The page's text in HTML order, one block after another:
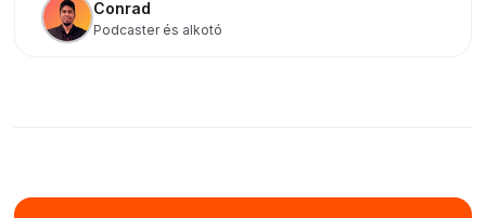
Conrad
Podcaster és alkotó